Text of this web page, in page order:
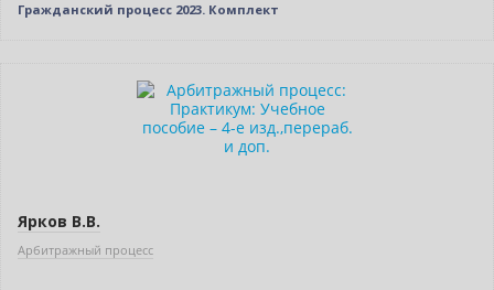
Гражданский процесс 2023. Комплект
Ярков В.В.
Арбитражный процесс